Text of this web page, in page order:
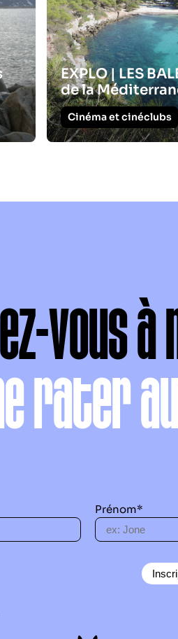
EXPLO | LES
de la
Cinéma et cinéclubs
vous
rater
Prénom*